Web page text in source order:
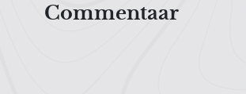
Commentaar